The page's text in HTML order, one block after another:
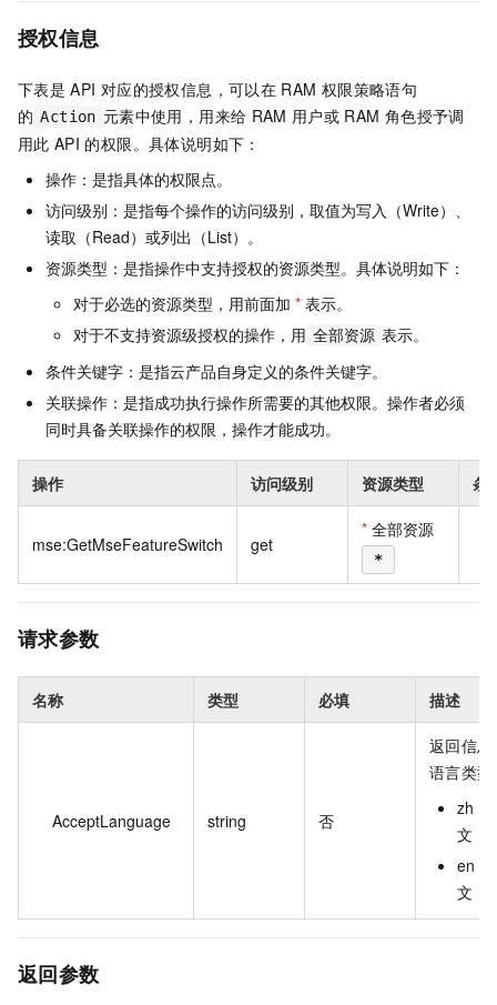
授权信息
下表是 API 对应的授权信息，可以在 RAM 权限策略语句
的 Action 元素中使用，用来给 RAM 用户或 RAM 角色授予调
用此 API 的权限。具体说明如下：
操作：是指具体的权限点。
访问级别：是指每个操作的访问级别，取值为写入（Write）、
读取（Read）或列出（List）。
资源类型：是指操作中支持授权的资源类型。具体说明如下：
对于必选的资源类型，用前面加 * 表示。
对于不支持资源级授权的操作，用 全部资源 表示。
条件关键字：是指云产品自身定义的条件关键字。
关联操作：是指成功执行操作所需要的其他权限。操作者必须
同时具备关联操作的权限，操作才能成功。
操作 访问级别 资源类型 条
mse:GetMseFeatureSwitch get
* 全部资源
*
请求参数
名称 类型 必填 描述
AcceptLanguage string 否
返回信息
语言类型
zh：
文
en：
文
返回参数